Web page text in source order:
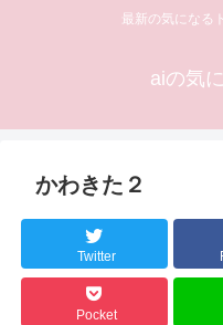
最新の気になる
aiの気
かわきた２
Twitter
Pocket